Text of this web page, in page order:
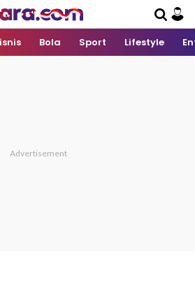
Bola Sport Lifestyle